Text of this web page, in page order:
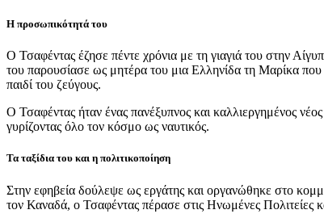
Η προσωπικότητά του
Ο Τσαφέντας έζησε πέντε χρόνια με τη γιαγιά του στην
του παρουσίασε ως μητέρα του μια Ελληνίδα τη Μαρίκα που
παιδί του ζεύγους.
Ο Τσαφέντας ήταν ένας πανέξυπνος και καλλιεργημένος
γυρίζοντας όλο τον κόσμο ως ναυτικός.
Τα ταξίδια του και η πολιτικοποίηση
Στην εφηβεία δούλεψε ως εργάτης και οργανώθηκε στο
τον Καναδά, ο Τσαφέντας πέρασε στις Ηνωμένες Πολιτείες